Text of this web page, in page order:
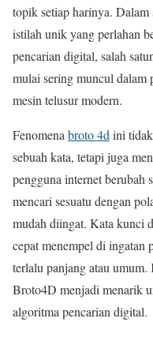
topik setiap harinya. Dalam
istilah unik yang perlahan
pencarian digital, salah
mulai sering muncul dalam
mesin telusur modern.
Fenomena broto 4d ini
sebuah kata, tetapi juga
pengguna internet berubah
mencari sesuatu dengan
mudah diingat. Kata kunci
cepat menempel di ingatan
terlalu panjang atau
Broto4D menjadi menarik
algoritma pencarian digital.